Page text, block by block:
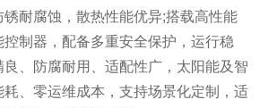
耐腐蚀，散热性能优异;搭载高性能
控制器，配备多重安全保护，运行稳
、防腐耐用、适配性广，太阳能及智
、零运维成本，支持场景化定制，适